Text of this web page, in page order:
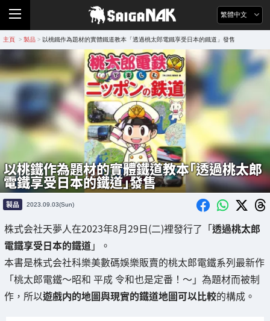
繁體中文
主頁 > 製品 > 以桃鐵作為題材的實體鐵道教本「透過桃太郎電鐵享受日本的鐵道」發售
以桃鐵作為題材的實體鐵道教本「透過桃太郎
電鐵享受日本的鐵道」發售
製品 2023.09.03(Sun)
株式会社天夢人在2023年8月29日(二)裡發行了「透過桃太郎
電鐵享受日本的鐵道」。
本書是株式会社科樂美數碼娛樂販賣的桃太郎電鐵系列最新作
「桃太郎電鐵～昭和 平成 令和也是定番！～」為題材而被制
作，所以遊戲内的地圖與現實的鐵道地圖可以比較的構成。